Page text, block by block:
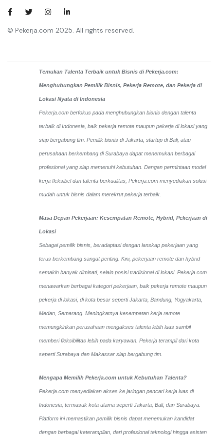
© Pekerja.com 2025. All rights reserved.
Temukan Talenta Terbaik untuk Bisnis di Pekerja.com:
Menghubungkan Pemilik Bisnis, Pekerja Remote, dan Pekerja di
Lokasi Nyata di Indonesia
Pekerja.com berfokus pada menghubungkan bisnis dengan talenta
terbaik di Indonesia, baik pekerja remote maupun pekerja di lokasi yang
siap bergabung tim. Pemilik bisnis di Jakarta, startup di Bali, atau
perusahaan berkembang di Surabaya dapat menemukan berbagai
profesional yang siap memenuhi kebutuhan. Dengan permintaan model
kerja fleksibel dan talenta berkualitas, Pekerja.com menyediakan solusi
mudah untuk bisnis dalam merekrut pekerja terbaik.
Masa Depan Pekerjaan: Kesempatan Remote, Hybrid, Pekerjaan di
Lokasi
Sebagai pemilik bisnis, beradaptasi dengan lanskap pekerjaan yang
terus berkembang sangat penting. Kini, pekerjaan remote dan hybrid
semakin banyak diminati, selain posisi tradisional di lokasi. Pekerja.com
menawarkan berbagai kategori pekerjaan, baik pekerja remote maupun
pekerja di lokasi, di kota besar seperti Jakarta, Bandung, Yogyakarta,
Medan, Semarang. Meningkatnya kesempatan kerja remote
memungkinkan perusahaan mengakses talenta lebih luas sambil
memberi fleksibilitas lebih pada karyawan. Pekerja terampil dari kota
seperti Surabaya dan Makassar siap bergabung tim.
Mengapa Memilih Pekerja.com untuk Kebutuhan Talenta?
Pekerja.com menyediakan akses ke jaringan pencari kerja luas di
Indonesia, termasuk kota utama seperti Jakarta, Bali, dan Surabaya.
Platform ini memastikan pemilik bisnis dapat menemukan kandidat
dengan berbagai keterampilan, dari profesional teknologi hingga asisten